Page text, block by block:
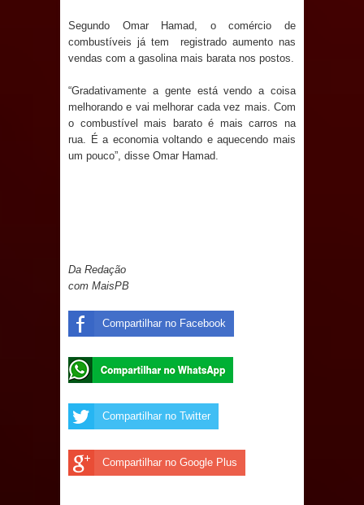
campanha Julho Neon com ações de
conscientização sobre saúde bucal
Caldas Brandão: gestão municipal
antecipa pagamento do mês de julho
e aquece economia para Festa de
Caldas Brandão: Tradicional Festa de
Santana 2026 será neste sábado (25)
Nota de pesar: Câmara de Marí
lamenta a morte da ex-vereadora
Segundo Omar Hamad, o comércio de
combustíveis já tem registrado aumento nas
vendas com a gasolina mais barata nos postos.
“Gradativamente a gente está vendo a coisa
melhorando e vai melhorar cada vez mais. Com
o combustível mais barato é mais carros na
rua. É a economia voltando e aquecendo mais
um pouco”, disse Omar Hamad.
Da Redação
com MaisPB
Compartilhar no Facebook
Compartilhar no Twitter
Compartilhar no Google Plus